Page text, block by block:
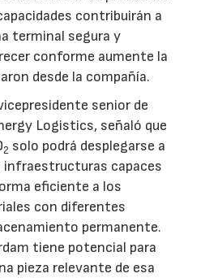
contribuirán a
terminal segura y
conforme aumente la
desde la compañía.
senior de
Logistics, señaló que
2 solo podrá desplegarse a
infraestructuras capaces
eficiente a los
con diferentes
permanente.
tiene potencial para
pieza relevante de esa